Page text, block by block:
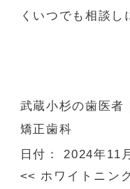
くいつでも相談し
武蔵小杉の歯医者
矯正歯科
日付： 2024年11
<< ホワイトニン